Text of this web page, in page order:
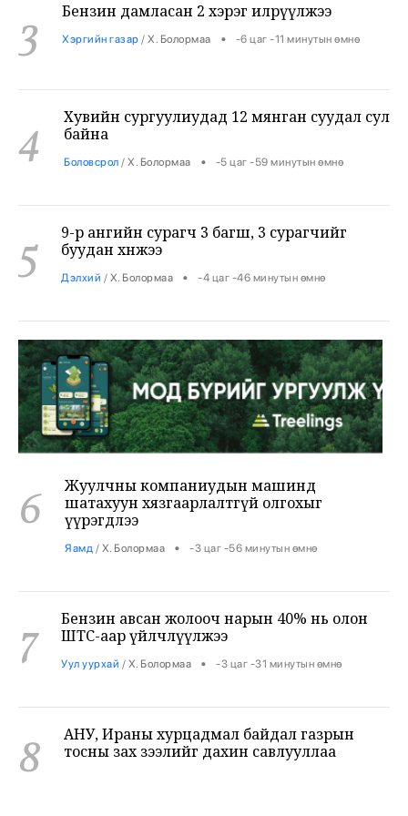
4
байна
Боловсрол /Х. Болормаа • -5 цаг -59 минутын өмнө
5
буудан хөнөөжээ
Дэлхий /Х. Болормаа • -4 цаг -46 минутын өмнө
6
Жуулчны компаниудын машинд
үүрэгдлээ
Яамд /Х. Болормаа • -3 цаг -56 минутын өмнө
7
ШТС-аар үйлчлүүлжээ
Уул уурхай /Х. Болормаа • -3 цаг -31 минутын өмнө
8
тосны зах зээлийг дахин савлууллаа
Дэлхий/Б. Ариунаа • -2 цаг -48 минутын өмнө